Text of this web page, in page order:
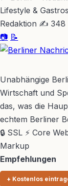
Lifestyle &
Redaktion ✍ 348
📷 📝
Unabhängige
Wirtschaft und
das, was die
echtem Berliner
🔒 SSL ⚡ Core
Markup
Empfehlungen
+ Kostenlos